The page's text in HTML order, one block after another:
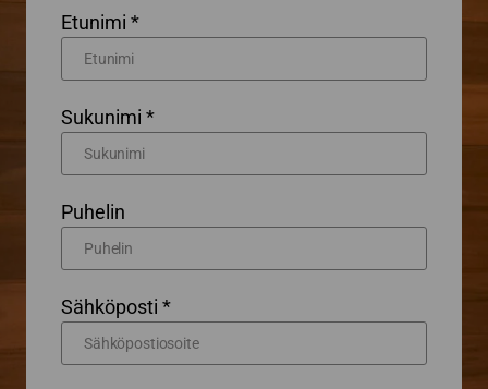
Etunimi *
Sukunimi *
Puhelin
Sähköposti *